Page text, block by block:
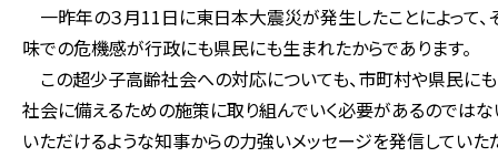
一昨年の３月11日に東日本大震災が発生したことによって
味での危機感が行政にも県民にも生まれたからであります。
この超少子高齢社会への対応についても、市町村や県民に
社会に備えるための施策に取り組んでいく必要があるのではな
いただけるような知事からの力強いメッセージを発信していた